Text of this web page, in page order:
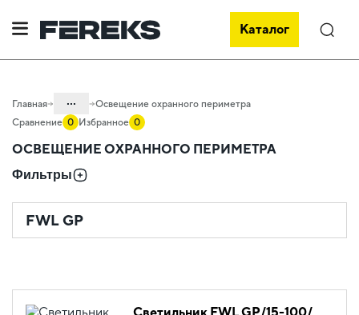
Каталог Поиск
Главная ...
Каталог
Проектное освещение FEREKS
Освещение охранного периметра
Сравнение 0 Избранное 0
ОСВЕЩЕНИЕ ОХРАННОГО ПЕРИМЕТРА
Фильтры
FWL GP